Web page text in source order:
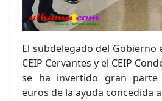
El subdelegado del Gobierno
CEIP Cervantes y el CEIP
se ha invertido gran parte
euros de la ayuda concedida